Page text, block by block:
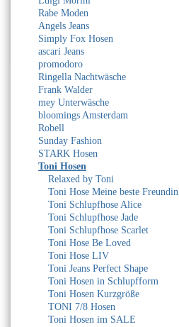
Rabe Moden
Angels Jeans
Simply Fox Hosen
ascari Jeans
promodoro
Ringella Nachtwäsche
Frank Walder
mey Unterwäsche
bloomings Amsterdam
Robell
Sunday Fashion
STARK Hosen
Toni Hosen
Relaxed by Toni
Toni Hose Meine beste Freundin
Toni Schlupfhose Alice
Toni Schlupfhose Jade
Toni Schlupfhose Scarlet
Toni Hose Be Loved
Toni Hose LIV
Toni Jeans Perfect Shape
Toni Hosen in Schlupfform
Toni Hosen Kurzgröße
TONI 7/8 Hosen
Toni Hosen im SALE